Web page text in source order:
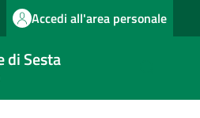
Accedi all'area personale
di Sesta